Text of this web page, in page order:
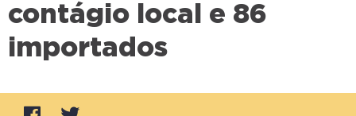
contágio local e 86
importados